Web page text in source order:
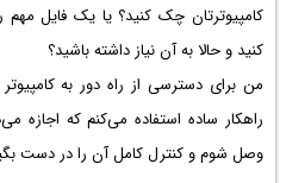
کامپیوترتان چک کنید؟ یا یک فایل مهم
کنید و حالا به آن نیاز داشته باشید؟
من برای دسترسی از راه دور به
راهکار ساده استفاده می‌کنم که اجازه
وصل شوم و کنترل کامل آن را در دست